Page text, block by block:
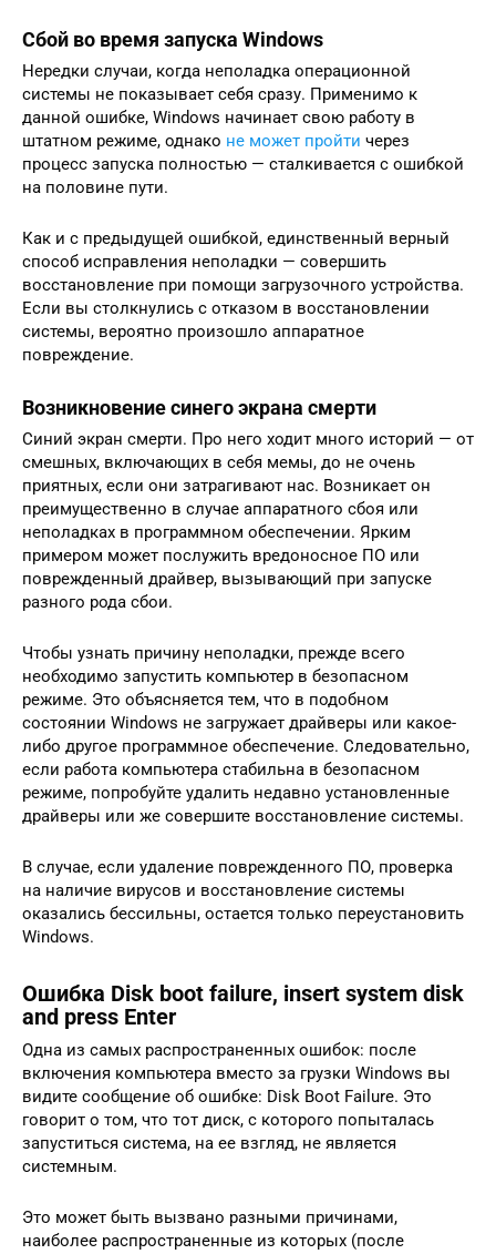
Сбой во время запуска Windows
Нередки случаи, когда неполадка операционной
системы не показывает себя сразу. Применимо к
данной ошибке, Windows начинает свою работу в
штатном режиме, однако не может пройти через
процесс запуска полностью — сталкивается с ошибкой
на половине пути.
Как и с предыдущей ошибкой, единственный верный
способ исправления неполадки — совершить
восстановление при помощи загрузочного устройства.
Если вы столкнулись с отказом в восстановлении
системы, вероятно произошло аппаратное
повреждение.
Возникновение синего экрана смерти
Синий экран смерти. Про него ходит много историй — от
смешных, включающих в себя мемы, до не очень
приятных, если они затрагивают нас. Возникает он
преимущественно в случае аппаратного сбоя или
неполадках в программном обеспечении. Ярким
примером может послужить вредоносное ПО или
поврежденный драйвер, вызывающий при запуске
разного рода сбои.
Чтобы узнать причину неполадки, прежде всего
необходимо запустить компьютер в безопасном
режиме. Это объясняется тем, что в подобном
состоянии Windows не загружает драйверы или какое-
либо другое программное обеспечение. Следовательно,
если работа компьютера стабильна в безопасном
режиме, попробуйте удалить недавно установленные
драйверы или же совершите восстановление системы.
В случае, если удаление поврежденного ПО, проверка
на наличие вирусов и восстановление системы
оказались бессильны, остается только переустановить
Windows.
Ошибка Disk boot failure, insert system disk
and press Enter
Одна из самых распространенных ошибок: после
включения компьютера вместо за грузки Windows вы
видите сообщение об ошибке: Disk Boot Failure. Это
говорит о том, что тот диск, с которого попыталась
запуститься система, на ее взгляд, не является
системным.
Это может быть вызвано разными причинами,
наиболее распространенные из которых (после